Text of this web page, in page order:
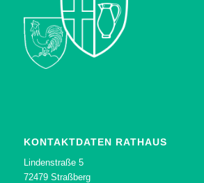
KONTAKTDATEN RATHAUS
Lindenstraße 5
72479 Straßberg